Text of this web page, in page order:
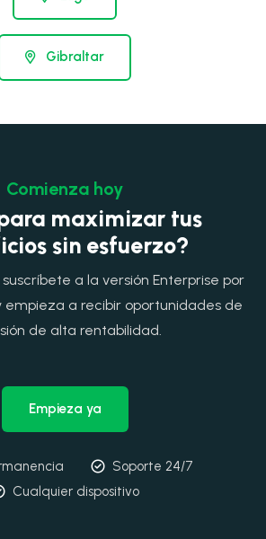
Gibraltar
Comienza hoy
maximizar tus
sin esfuerzo?
a la versión Enterprise por
empieza a recibir oportunidades de
de alta rentabilidad.
Empieza ya
Soporte 24/7
Cualquier dispositivo